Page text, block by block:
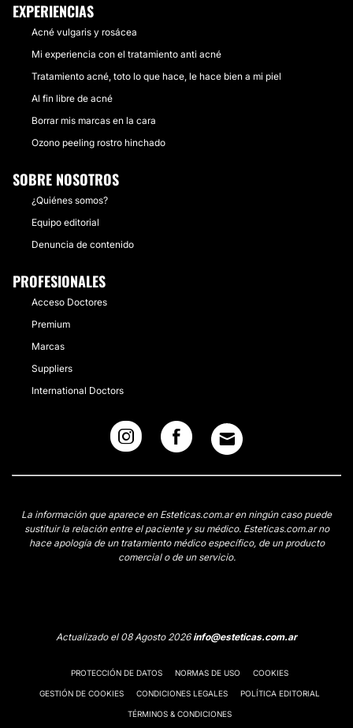
EXPERIENCIAS
Acné vulgaris y rosácea
Mi experiencia con el tratamiento anti acné
Tratamiento acné, toto lo que hace, le hace bien a mi piel
Al fin libre de acné
Borrar mis marcas en la cara
Ozono peeling rostro hinchado
SOBRE NOSOTROS
¿Quiénes somos?
Equipo editorial
Denuncia de contenido
PROFESIONALES
Acceso Doctores
Premium
Marcas
Suppliers
International Doctors
La información que aparece en Esteticas.com.ar en ningún caso puede
sustituir la relación entre el paciente y su médico. Esteticas.com.ar no
hace apología de un tratamiento médico específico, de un producto
comercial o de un servicio.
Actualizado el 08 Agosto 2026info@esteticas.com.ar
PROTECCIÓN DE DATOS NORMAS DE USO COOKIES
GESTIÓN DE COOKIES CONDICIONES LEGALES POLÍTICA EDITORIAL
TÉRMINOS & CONDICIONES